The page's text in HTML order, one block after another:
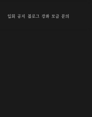
입회 공지 블로그 강좌 모금 문의